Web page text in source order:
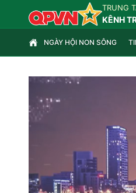
TRUNG
KÊNH
NGÀY HỘI NON SÔNG